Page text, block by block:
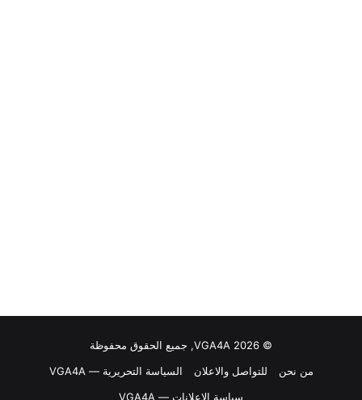
© VGA4A 2026, جميع الحقوق محفوظة
من نحن
للتواصل والاعلان
السياسة التحريرية — VGA4A
سياسة الإعلانات — VGA4A